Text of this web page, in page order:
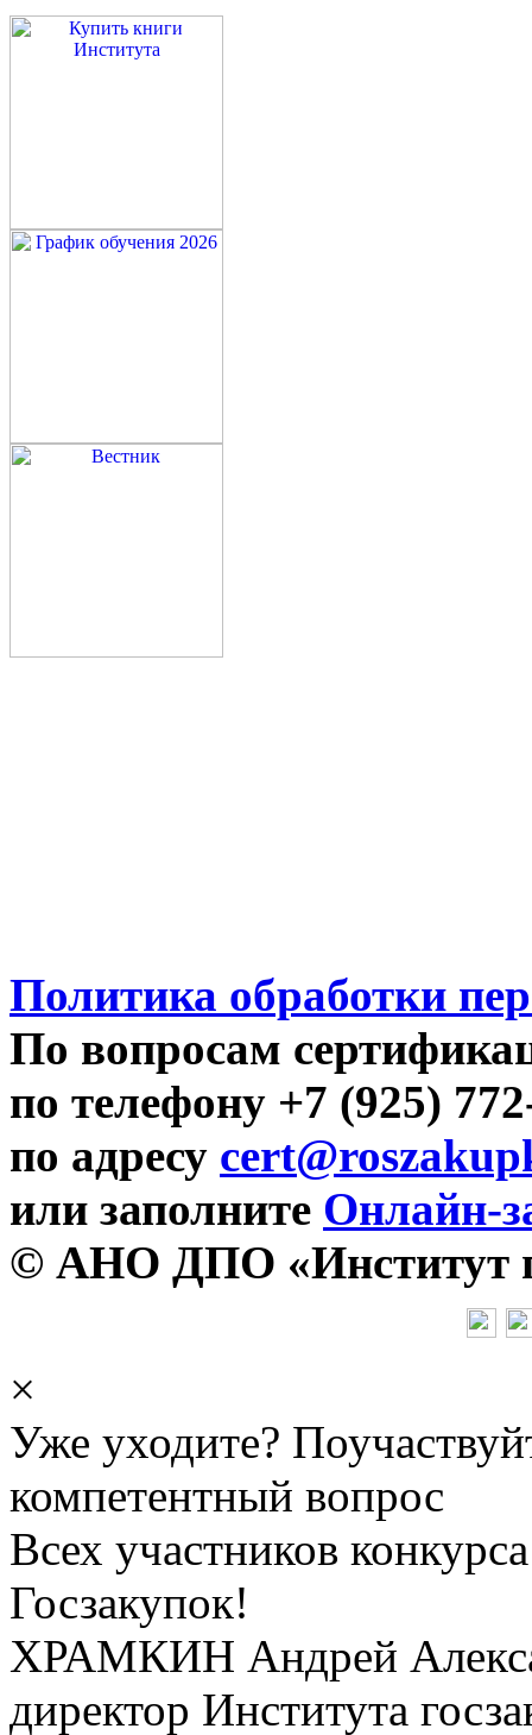
Политика обработки
По вопросам
по телефону +7 (925)
по адресу
или заполните Онлайн-
© АНО ДПО «Институт
×
Уже уходите?
компетентный вопрос
Всех участников
Госзакупок!
ХРАМКИН Андрей
директор Института